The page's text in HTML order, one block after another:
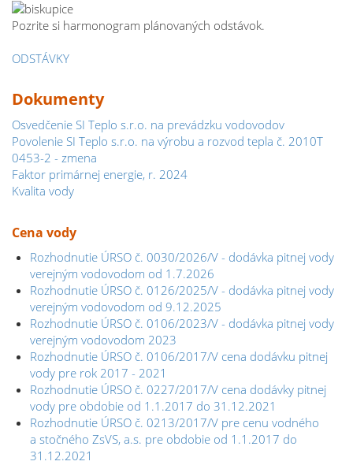
Pozrite si harmonogram plánovaných odstávok.
ODSTÁVKY
Dokumenty
Osvedčenie SI Teplo s.r.o. na prevádzku vodovodov
Povolenie SI Teplo s.r.o. na výrobu a rozvod tepla č. 2010T
0453-2 - zmena
Faktor primárnej energie, r. 2024
Kvalita vody
Cena vody
Rozhodnutie ÚRSO č. 0030/2026/V - dodávka pitnej vody
verejným vodovodom od 1.7.2026
Rozhodnutie ÚRSO č. 0126/2025/V - dodávka pitnej vody
verejným vodovodom od 9.12.2025
Rozhodnutie ÚRSO č. 0106/2023/V - dodávka pitnej vody
verejným vodovodom 2023
Rozhodnutie ÚRSO č. 0106/2017/V cena dodávku pitnej
vody pre rok 2017 - 2021
Rozhodnutie ÚRSO č. 0227/2017/V cena dodávky pitnej
vody pre obdobie od 1.1.2017 do 31.12.2021
Rozhodnutie ÚRSO č. 0213/2017/V pre cenu vodného
a stočného ZsVS, a.s. pre obdobie od 1.1.2017 do
31.12.2021